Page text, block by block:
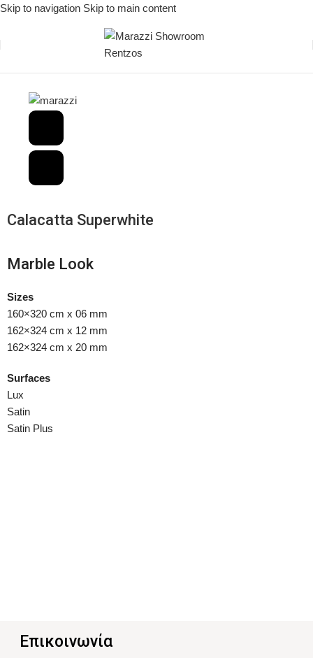
Skip to navigation Skip to main content
Calacatta Superwhite
Marble Look
Sizes
160×320 cm x 06 mm
162×324 cm x 12 mm
162×324 cm x 20 mm
Surfaces
Lux
Satin
Satin Plus
Επικοινωνία